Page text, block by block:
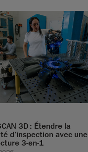
3D : Étendre la
d’inspection avec une
3-en-1